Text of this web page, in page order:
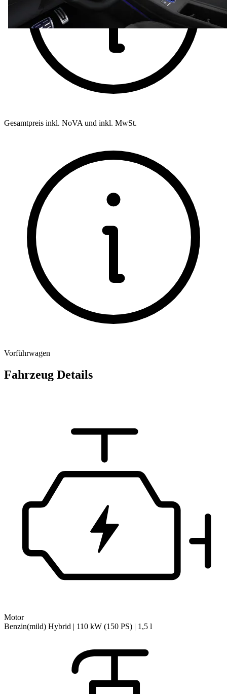
Gesamtpreis inkl. NoVA und inkl. MwSt.
Vorführwagen
Fahrzeug Details
Motor
Benzin(mild) Hybrid | 110 kW (150 PS) | 1,5 l